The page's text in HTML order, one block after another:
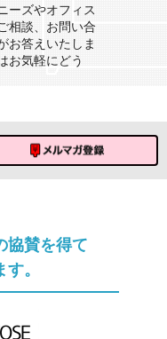
ーズやオフィス
相談、お問い合
お答えいたしま
お気軽にどう
協賛を得て
。